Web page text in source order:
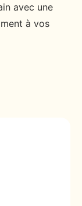
avec une
à vos